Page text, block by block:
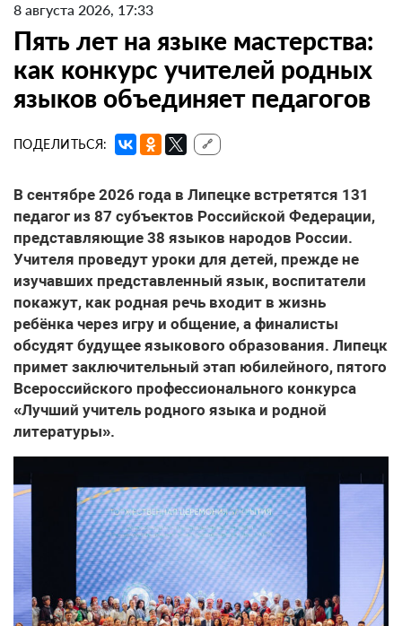
8 августа 2026, 17:33
Пять лет на языке мастерства:
как конкурс учителей родных
языков объединяет педагогов
ПОДЕЛИТЬСЯ: 🔗
В сентябре 2026 года в Липецке встретятся 131
педагог из 87 субъектов Российской Федерации,
представляющие 38 языков народов России.
Учителя проведут уроки для детей, прежде не
изучавших представленный язык, воспитатели
покажут, как родная речь входит в жизнь
ребёнка через игру и общение, а финалисты
обсудят будущее языкового образования. Липецк
примет заключительный этап юбилейного, пятого
Всероссийского профессионального конкурса
«Лучший учитель родного языка и родной
литературы».